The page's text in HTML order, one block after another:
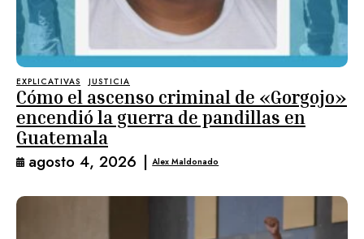
EXPLICATIVAS JUSTICIA
Cómo el ascenso criminal de «Gorgojo»
encendió la guerra de pandillas en
Guatemala
agosto 4, 2026 | Alex Maldonado